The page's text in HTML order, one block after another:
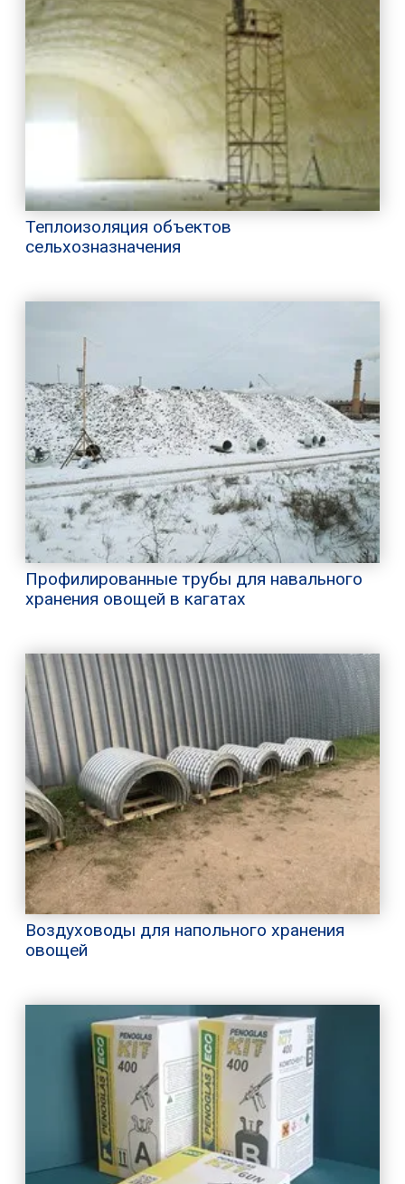
Теплоизоляция объектов
сельхозназначения
Профилированные трубы для навального
хранения овощей в кагатах
Воздуховоды для напольного хранения
овощей